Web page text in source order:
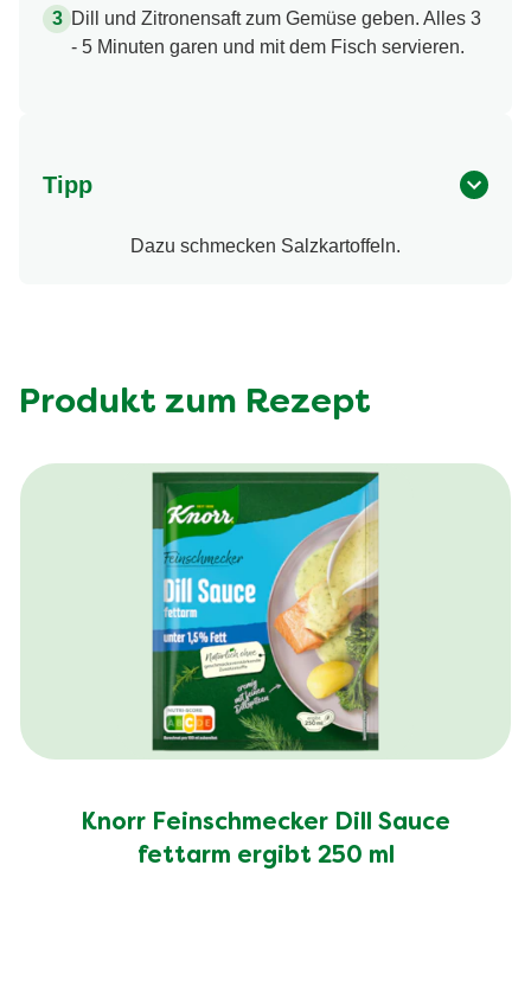
Dill und Zitronensaft zum Gemüse geben. Alles 3
- 5 Minuten garen und mit dem Fisch servieren.
Tipp
Dazu schmecken Salzkartoffeln.
Produkt zum Rezept
Knorr Feinschmecker Dill Sauce
fettarm ergibt 250 ml